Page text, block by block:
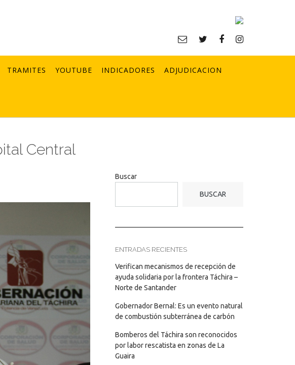
TRAMITES YOUTUBE INDICADORES ADJUDICACION
Central
Buscar
BUSCAR
ENTRADAS RECIENTES
Verifican mecanismos de recepción de
ayuda solidaria por la frontera Táchira –
Norte de Santander
Gobernador Bernal: Es un evento natural
de combustión subterránea de carbón
Bomberos del Táchira son reconocidos
por labor rescatista en zonas de La
Guaira